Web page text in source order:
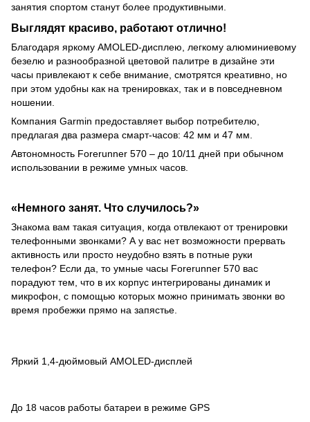
занятия спортом станут более продуктивными.
Выглядят красиво, работают отлично!
Благодаря яркому AMOLED-дисплею, легкому алюминиевому
безелю и разнообразной цветовой палитре в дизайне эти
часы привлекают к себе внимание, смотрятся креативно, но
при этом удобны как на тренировках, так и в повседневном
ношении.
Компания Garmin предоставляет выбор потребителю,
предлагая два размера смарт-часов: 42 мм и 47 мм.
Автономность Forerunner 570 – до 10/11 дней при обычном
использовании в режиме умных часов.
«Немного занят. Что случилось?»
Знакома вам такая ситуация, когда отвлекают от тренировки
телефонными звонками? А у вас нет возможности прервать
активность или просто неудобно взять в потные руки
телефон? Если да, то умные часы Forerunner 570 вас
порадуют тем, что в их корпус интегрированы динамик и
микрофон, с помощью которых можно принимать звонки во
время пробежки прямо на запястье.
Яркий 1,4-дюймовый AMOLED-дисплей
До 18 часов работы батареи в режиме GPS